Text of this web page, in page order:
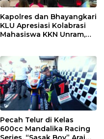
Kapolres dan Bhayangkari
KLU Apresiasi Kolabrasi
Mahasiswa KKN Unram,
Pecah Telur di Kelas
600cc Mandalika Racing